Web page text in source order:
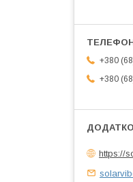
+380
+380
https://